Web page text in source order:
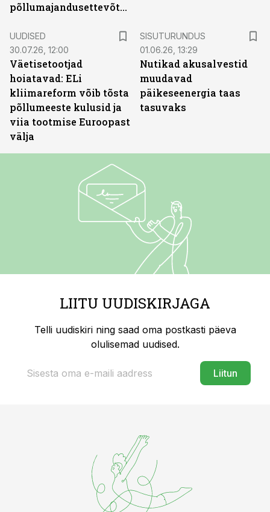
põllumajandusettevõtted
UUDISED
30.07.26, 12:00
Väetisetootjad
hoiatavad: ELi
kliimareform võib tõsta
põllumeeste kulusid ja
viia tootmise Euroopast
välja
SISUTURUNDUS
01.06.26, 13:29
Nutikad akusalvestid
muudavad
päikeseenergia taas
tasuvaks
LIITU UUDISKIRJAGA
Telli uudiskiri ning saad oma postkasti päeva
olulisemad uudised.
Liitun